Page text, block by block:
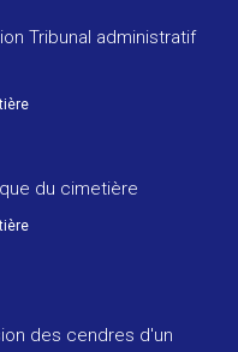
Tribunal administratif
du cimetière
des cendres d'un